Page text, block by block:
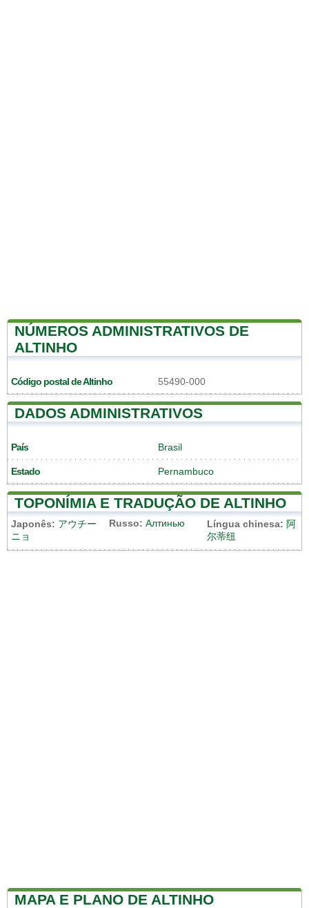
NÚMEROS ADMINISTRATIVOS DE
ALTINHO
Código postal de Altinho 55490-000
DADOS ADMINISTRATIVOS
País Brasil
Estado Pernambuco
TOPONÍMIA E TRADUÇÃO DE ALTINHO
Japonês: アウチー
ニョ
Russo: Алтинью Língua chinesa: 阿
尔蒂纽
MAPA E PLANO DE ALTINHO